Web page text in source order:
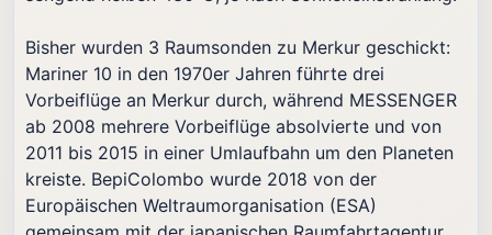
Bisher wurden 3 Raumsonden zu Merkur geschickt:
Mariner 10 in den 1970er Jahren führte drei
Vorbeiflüge an Merkur durch, während MESSENGER
ab 2008 mehrere Vorbeiflüge absolvierte und von
2011 bis 2015 in einer Umlaufbahn um den Planeten
kreiste. BepiColombo wurde 2018 von der
Europäischen Weltraumorganisation (ESA)